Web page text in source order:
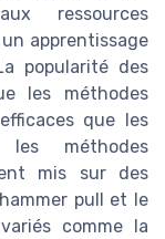
ressources
apprentissage
popularité des
les méthodes
que les
les méthodes
mis sur des
pull et le
comme la